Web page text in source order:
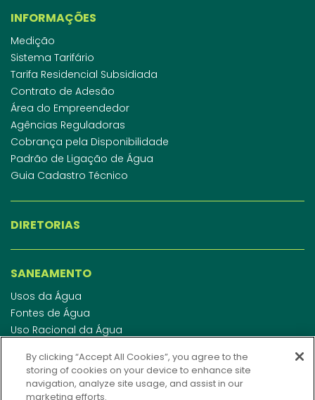
INFORMAÇÕES
Medição
Sistema Tarifário
Tarifa Residencial Subsidiada
Contrato de Adesão
Área do Empreendedor
Agências Reguladoras
Cobrança pela Disponibilidade
Padrão de Ligação de Água
Guia Cadastro Técnico
DIRETORIAS
SANEAMENTO
Usos da Água
Fontes de Água
Uso Racional da Água
Esgotamento Sanitário
Regulamento de Água e Esgoto
Indicadores de qualidade da água
By clicking “Accept All Cookies”, you agree to the
storing of cookies on your device to enhance site
navigation, analyze site usage, and assist in our
marketing efforts.